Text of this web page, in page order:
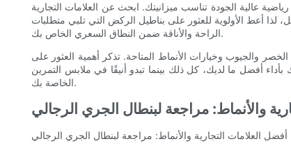
عالية الجودة تناسب ميزانيتك. ابحث عن العلامات التجارية
لذا أعط الأولوية للعثور على بناطيل الركض التي تلبي متطلبات
الراحة والأناقة ضمن النطاق السعري الخاص بك.
والجيوب وخيارات الأنماط المتاحة. تذكر أهمية العثور على
أفضل ما لديك، كل ذلك بينما تبدو أنيقًا في ملابس التمرين
الخاصة بك.
والأنماط: مراجعة لبنطال الجري الرجالي
أفضل العلامات التجارية والأنماط: مراجعة لبنطال الجري الرجالي